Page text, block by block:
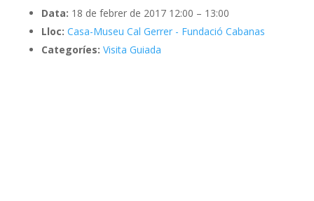
Data: 18 de febrer de 2017 12:00 – 13:00
Lloc: Casa-Museu Cal Gerrer - Fundació Cabanas
Categoríes: Visita Guiada